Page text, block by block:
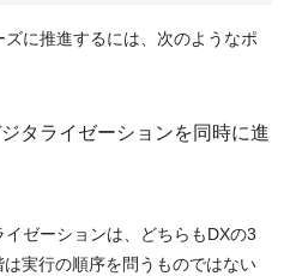
に推進するには、次のようなポ
タライゼーションを同時に進
ゼーションは、どちらもDXの3
実行の順序を問うものではない